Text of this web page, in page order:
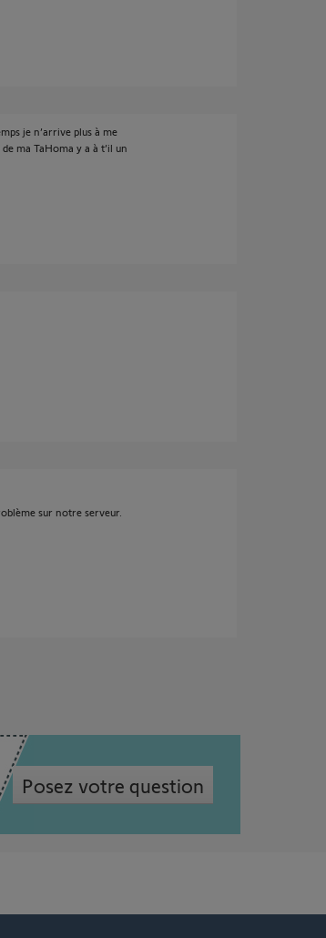
je n’arrive plus à me
ma TaHoma y a à t’il un
sur notre serveur.
Posez votre question